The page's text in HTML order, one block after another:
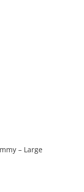
– Large